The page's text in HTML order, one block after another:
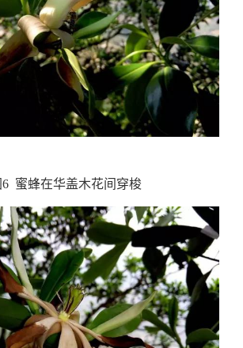
6 蜜蜂在华盖木花间穿梭